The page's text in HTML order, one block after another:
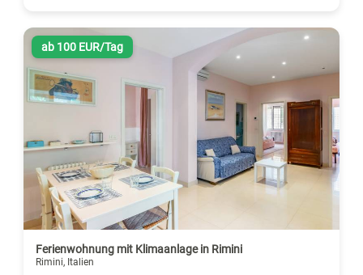
ab 100 EUR/Tag
Ferienwohnung mit Klimaanlage in Rimini
Rimini, Italien